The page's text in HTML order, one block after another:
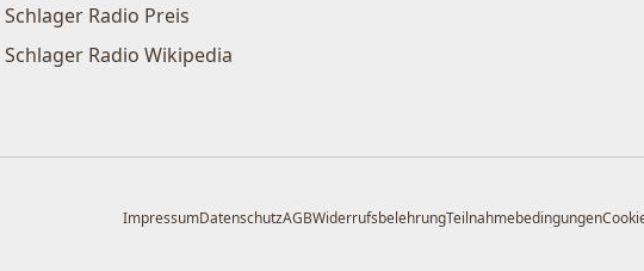
Schlager Radio Preis
Schlager Radio Wikipedia
ImpressumDatenschutzAGBWiderrufsbelehrungTeilnahmebedingungen